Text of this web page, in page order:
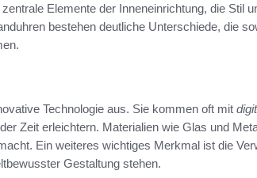
Elemente der Inneneinrichtung, die Stil
bestehen deutliche Unterschiede, die
Technologie aus. Sie kommen oft mit
Zeit erleichtern. Materialien wie Glas und
Ein weiteres wichtiges Merkmal ist die
Gestaltung stehen.